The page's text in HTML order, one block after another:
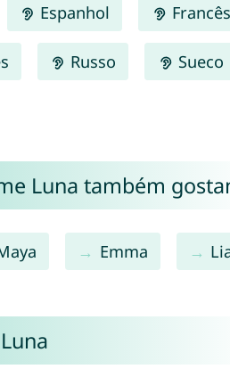
Espanhol Francês
Russo Sueco
Luna também
Emma